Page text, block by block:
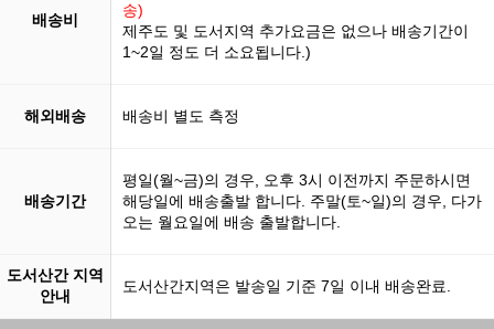
배송비
송)
제주도 및 도서지역 추가요금은 없으나 배송기간이
1~2일 정도 더 소요됩니다.)
해외배송 배송비 별도 측정
배송기간
평일(월~금)의 경우, 오후 3시 이전까지 주문하시면
해당일에 배송출발 합니다. 주말(토~일)의 경우, 다가
오는 월요일에 배송 출발합니다.
도서산간 지역
안내
도서산간지역은 발송일 기준 7일 이내 배송완료.